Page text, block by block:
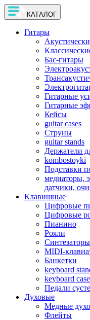
КАТАЛОГ
Гитары
Бас-гитары
Гитарные
Гитарные
Кейсы
guitar cases
Струны
guitar stands
Держатели
kombostoyki
Подставки
медиаторы,
датчики,
Клавишные
Цифровые
Цифровые
Пианино
Рояли
Синтезаторы
MIDI-
Банкетки
keyboard
keyboard
Педали
Духовые
Медные
Флейты